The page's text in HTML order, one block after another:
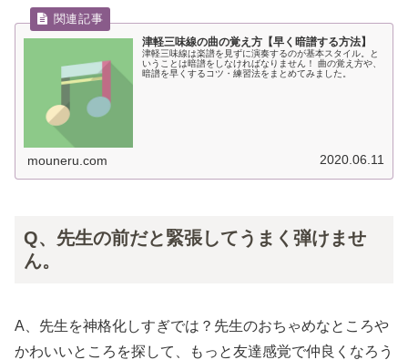
津軽三味線の曲の覚え方【早く暗譜する方法】
津軽三味線は楽譜を見ずに演奏するのが基本スタイル。と
いうことは暗譜をしなければなりません！ 曲の覚え方や、
暗譜を早くするコツ・練習法をまとめてみました。
mouneru.com 2020.06.11
Q、先生の前だと緊張してうまく弾けませ
ん。
A、先生を神格化しすぎでは？先生のおちゃめなところや
かわいいところを探して、もっと友達感覚で仲良くなろう